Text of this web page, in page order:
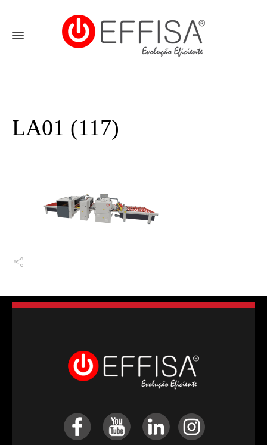
LA01 (117)